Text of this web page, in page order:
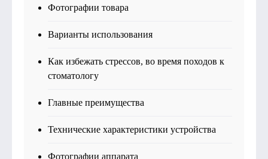
Фотографии товара
Варианты использования
Как избежать стрессов, во время походов к
стоматологу
Главные преимущества
Технические характеристики устройства
Фотографии аппарата